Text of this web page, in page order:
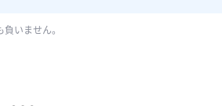
いません。